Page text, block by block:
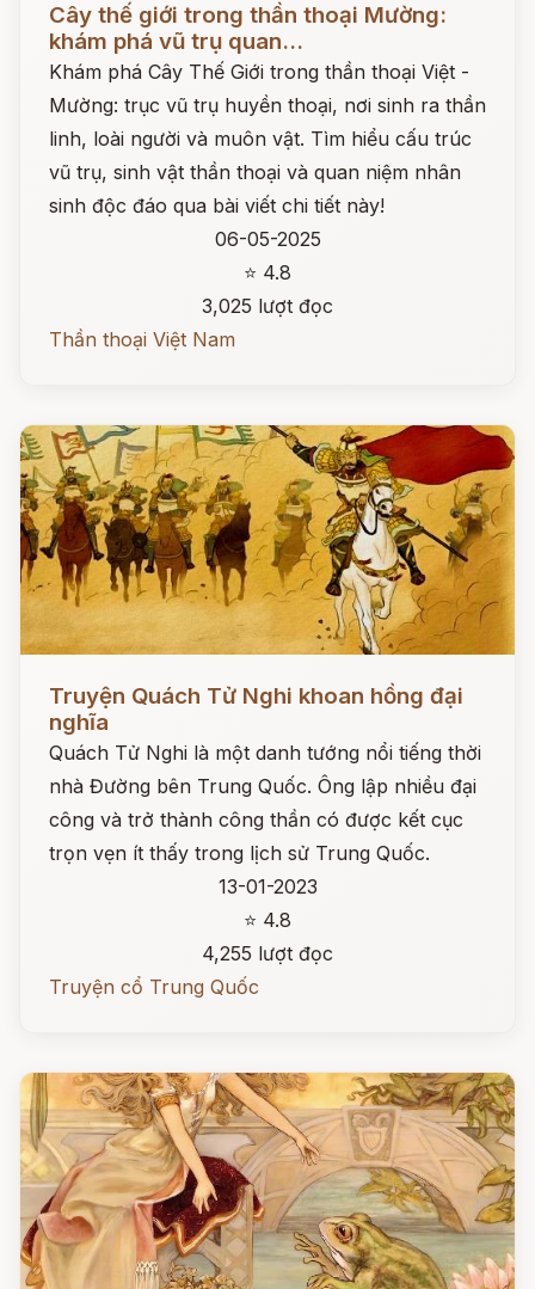
Cây thế giới trong thần thoại Mường:
khám phá vũ trụ quan...
Khám phá Cây Thế Giới trong thần thoại Việt -
Mường: trục vũ trụ huyền thoại, nơi sinh ra thần
linh, loài người và muôn vật. Tìm hiểu cấu trúc
vũ trụ, sinh vật thần thoại và quan niệm nhân
sinh độc đáo qua bài viết chi tiết này!
06-05-2025
⭐ 4.8
3,025 lượt đọc
Thần thoại Việt Nam
Truyện Quách Tử Nghi khoan hồng đại
nghĩa
Quách Tử Nghi là một danh tướng nổi tiếng thời
nhà Đường bên Trung Quốc. Ông lập nhiều đại
công và trở thành công thần có được kết cục
trọn vẹn ít thấy trong lịch sử Trung Quốc.
13-01-2023
⭐ 4.8
4,255 lượt đọc
Truyện cổ Trung Quốc